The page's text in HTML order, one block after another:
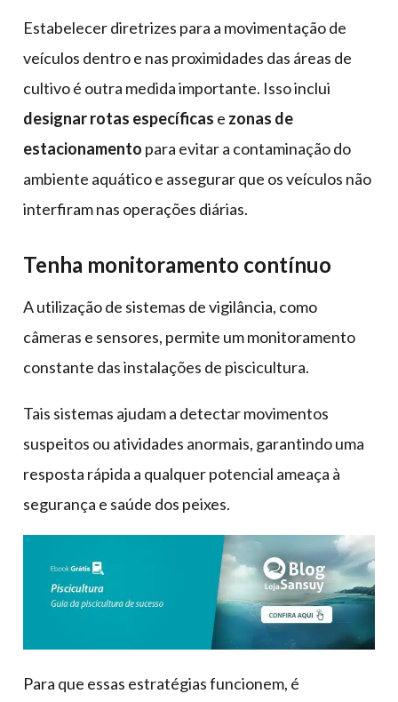
Estabelecer diretrizes para a movimentação de
veículos dentro e nas proximidades das áreas de
cultivo é outra medida importante. Isso inclui
designar rotas específicas e zonas de
estacionamento para evitar a contaminação do
ambiente aquático e assegurar que os veículos não
interfiram nas operações diárias.
Tenha monitoramento contínuo
A utilização de sistemas de vigilância, como
câmeras e sensores, permite um monitoramento
constante das instalações de piscicultura.
Tais sistemas ajudam a detectar movimentos
suspeitos ou atividades anormais, garantindo uma
resposta rápida a qualquer potencial ameaça à
segurança e saúde dos peixes.
Para que essas estratégias funcionem, é